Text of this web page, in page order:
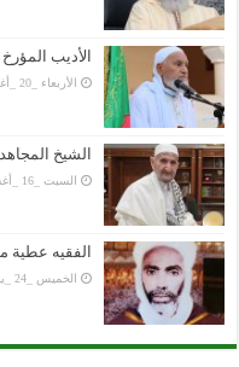
الأديب
الأربعاء _20 _أغسطس _2025AH 20-8-2025AD
الشيخ
السبت _16 _أغسطس _2025AH 16-8-2025AD
الفقيه
الخميس _24 _يوليو _2025AH 24-7-2025AD